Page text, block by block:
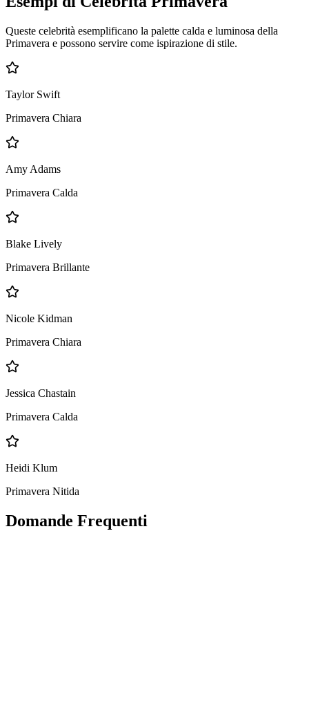
Queste celebrità esemplificano la palette calda e luminosa della
Primavera e possono servire come ispirazione di stile.
Taylor Swift
Primavera Chiara
Amy Adams
Primavera Calda
Blake Lively
Primavera Brillante
Nicole Kidman
Primavera Chiara
Jessica Chastain
Primavera Calda
Heidi Klum
Primavera Nitida
Domande Frequenti